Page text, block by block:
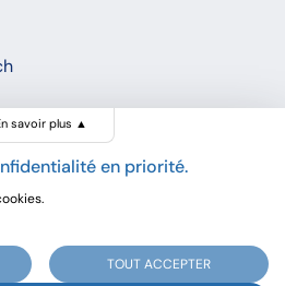
Réserver
droits réservés
savoir plus ▲
en priorité.
TOUT ACCEPTER